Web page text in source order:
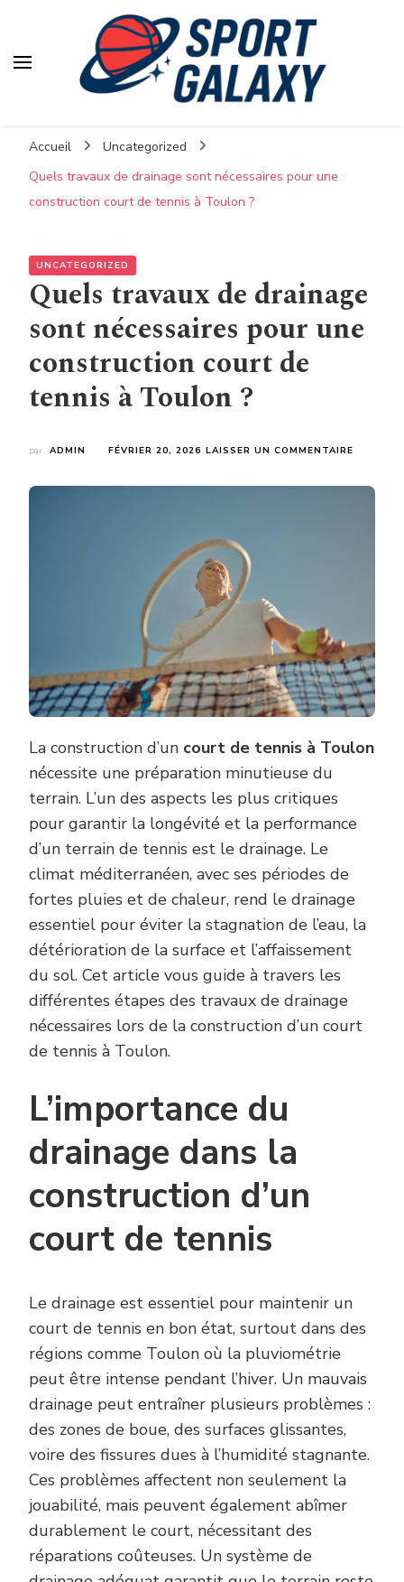
Accueil
Uncategorized
Quels travaux de drainage sont nécessaires pour une
construction court de tennis à Toulon ?
UNCATEGORIZED
Quels travaux de drainage
sont nécessaires pour une
construction court de
tennis à Toulon ?
par ADMIN FÉVRIER 20, 2026 LAISSER UN COMMENTAIRE
TENNIS
À
TOULON
?
La construction d’un court de tennis à Toulon
nécessite une préparation minutieuse du
terrain. L’un des aspects les plus critiques
pour garantir la longévité et la performance
d’un terrain de tennis est le drainage. Le
climat méditerranéen, avec ses périodes de
fortes pluies et de chaleur, rend le drainage
essentiel pour éviter la stagnation de l’eau, la
détérioration de la surface et l’affaissement
du sol. Cet article vous guide à travers les
différentes étapes des travaux de drainage
nécessaires lors de la construction d’un court
de tennis à Toulon.
L’importance du
drainage dans la
construction d’un
court de tennis
Le drainage est essentiel pour maintenir un
court de tennis en bon état, surtout dans des
régions comme Toulon où la pluviométrie
peut être intense pendant l’hiver. Un mauvais
drainage peut entraîner plusieurs problèmes :
des zones de boue, des surfaces glissantes,
voire des fissures dues à l’humidité stagnante.
Ces problèmes affectent non seulement la
jouabilité, mais peuvent également abîmer
durablement le court, nécessitant des
réparations coûteuses. Un système de